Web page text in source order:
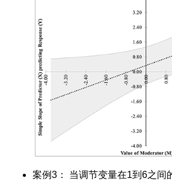
案例3： 当调节变量在1到6之间